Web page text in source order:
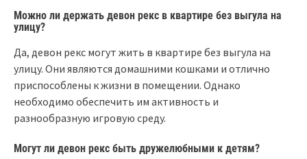
Можно ли держать девон рекс в квартире без выгула на
улицу?
Да, девон рекс могут жить в квартире без выгула на
улицу. Они являются домашними кошками и отлично
приспособлены к жизни в помещении. Однако
необходимо обеспечить им активность и
разнообразную игровую среду.
Могут ли девон рекс быть дружелюбными к детям?